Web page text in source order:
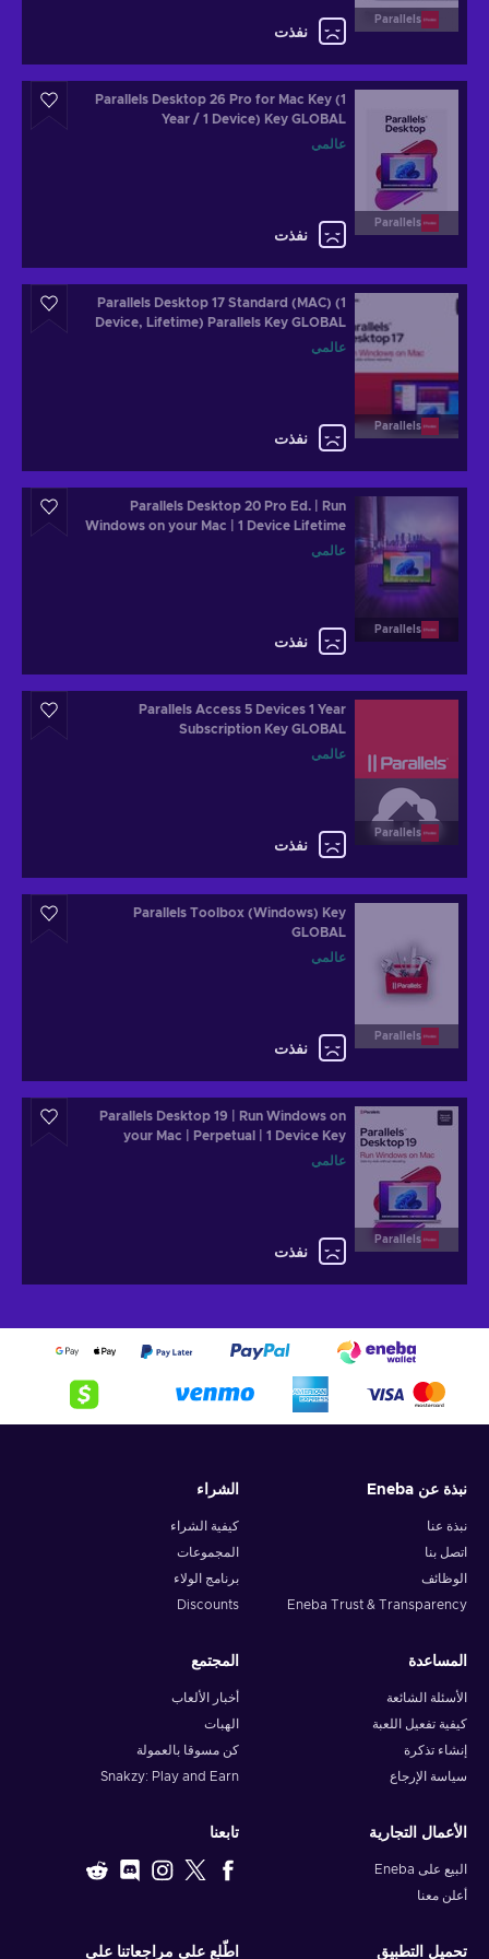
Parallels
نفذت
Parallels
Parallels Desktop 26 Pro for Mac Key (1
Year / 1 Device) Key GLOBAL
عالمي
نفذت
Parallels
Parallels Desktop 17 Standard (MAC) (1
Device, Lifetime) Parallels Key GLOBAL
عالمي
نفذت
Parallels
Parallels Desktop 20 Pro Ed. | Run
Windows on your Mac | 1 Device Lifetime
Key GLOBAL
عالمي
نفذت
Parallels
Parallels Access 5 Devices 1 Year
Subscription Key GLOBAL
عالمي
نفذت
Parallels
Parallels Toolbox (Windows) Key
GLOBAL
عالمي
نفذت
Parallels
Parallels Desktop 19 | Run Windows on
your Mac | Perpetual | 1 Device Key
GLOBAL
عالمي
نفذت
نبذة عن Eneba
نبذة عنا
اتصل بنا
الوظائف
Eneba Trust & Transparency
الشراء
كيفية الشراء
المجموعات
برنامج الولاء
Discounts
المساعدة
الأسئلة الشائعة
كيفية تفعيل اللعبة
إنشاء تذكرة
سياسة الإرجاع
المجتمع
أخبار الألعاب
الهبات
كن مسوقا بالعمولة
Snakzy: Play and Earn
الأعمال التجارية
البيع على Eneba
أعلن معنا
تابعنا
تحميل التطبيق اطّلع على مراجعاتنا على